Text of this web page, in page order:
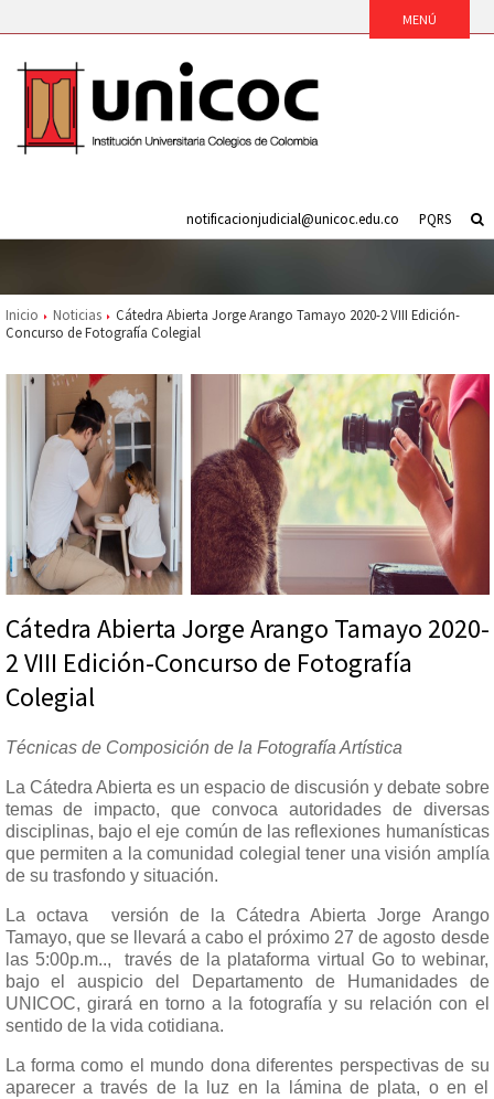
PQRS
notificacionjudicial@unicoc.edu.co
Inicio Noticias
Cátedra Abierta Jorge Arango Tamayo 2020-2 VIII Edición-
Concurso de Fotografía Colegial
Cátedra Abierta Jorge Arango Tamayo 2020-
2 VIII Edición-Concurso de Fotografía
Colegial
Técnicas de Composición de la Fotografía Artística
La Cátedra Abierta es un espacio de discusión y debate sobre
temas de impacto, que convoca autoridades de diversas
disciplinas, bajo el eje común de las reflexiones humanísticas
que permiten a la comunidad colegial tener una visión amplía
de su trasfondo y situación.
La octava versión de la Cátedra Abierta Jorge Arango
Tamayo, que se llevará a cabo el próximo 27 de agosto desde
las 5:00p.m.., través de la plataforma virtual Go to webinar,
bajo el auspicio del Departamento de Humanidades de
UNICOC, girará en torno a la fotografía y su relación con el
sentido de la vida cotidiana.
La forma como el mundo dona diferentes perspectivas de su
aparecer a través de la luz en la lámina de plata, o en el